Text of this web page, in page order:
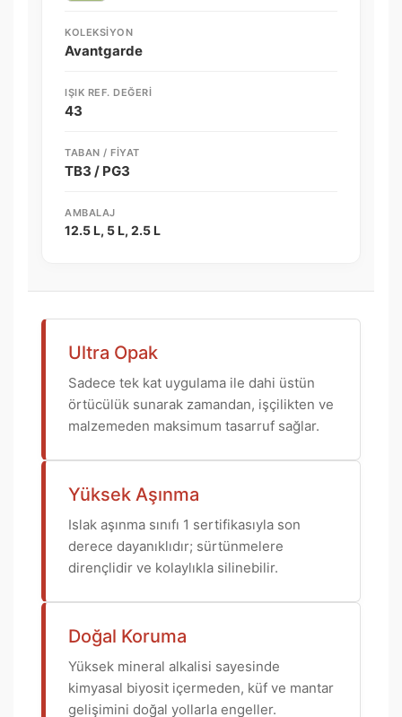
KOLEKSIYON
Avantgarde
IŞIK REF. DEĞERI
43
TABAN / FIYAT
TB3 / PG3
AMBALAJ
12.5 L, 5 L, 2.5 L
Ultra Opak
Sadece tek kat uygulama ile dahi üstün
örtücülük sunarak zamandan, işçilikten ve
malzemeden maksimum tasarruf sağlar.
Yüksek Aşınma
Islak aşınma sınıfı 1 sertifikasıyla son
derece dayanıklıdır; sürtünmelere
dirençlidir ve kolaylıkla silinebilir.
Doğal Koruma
Yüksek mineral alkalisi sayesinde
kimyasal biyosit içermeden, küf ve mantar
gelişimini doğal yollarla engeller.